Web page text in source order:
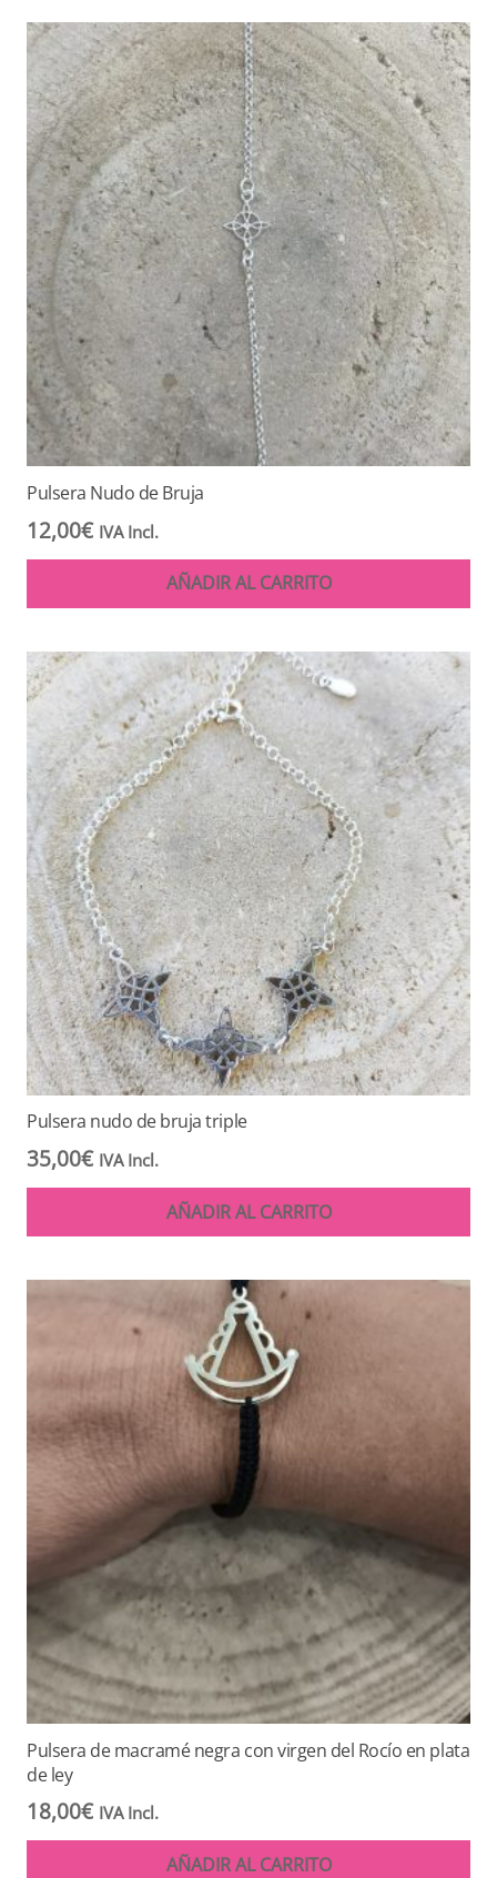
Pulsera Nudo de Bruja
12,00€ IVA Incl.
AÑADIR AL CARRITO
Pulsera nudo de bruja triple
35,00€ IVA Incl.
AÑADIR AL CARRITO
Pulsera de macramé negra con virgen del Rocío en plata
de ley
18,00€ IVA Incl.
AÑADIR AL CARRITO